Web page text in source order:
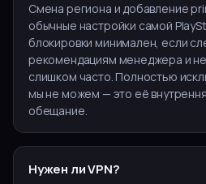
Смена региона и добавление
обычные настройки самой
блокировки минимален, если
рекомендациям менеджера и
слишком часто. Полностью
мы не можем — это её
обещание.
Нужен ли VPN?